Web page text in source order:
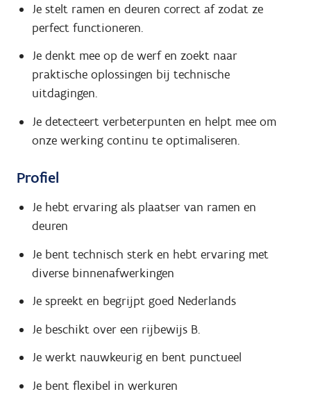
Je stelt ramen en deuren correct af zodat ze
perfect functioneren.
Je denkt mee op de werf en zoekt naar
praktische oplossingen bij technische
uitdagingen.
Je detecteert verbeterpunten en helpt mee om
onze werking continu te optimaliseren.
Profiel
Je hebt ervaring als plaatser van ramen en
deuren
Je bent technisch sterk en hebt ervaring met
diverse binnenafwerkingen
Je spreekt en begrijpt goed Nederlands
Je beschikt over een rijbewijs B.
Je werkt nauwkeurig en bent punctueel
Je bent flexibel in werkuren